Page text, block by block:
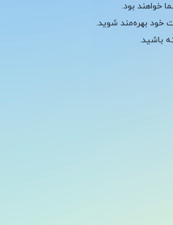
خواهند بود.
خود بهره‌مند شوید.
باشید.